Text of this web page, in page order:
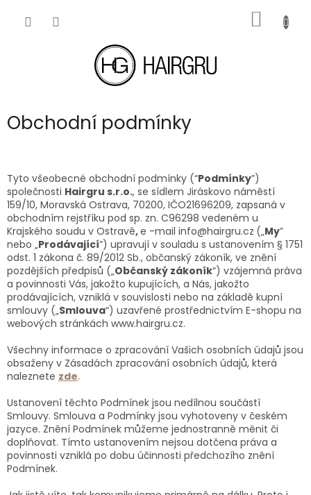
KOŠÍK
Obchodní podmínky
Tyto všeobecné obchodní podmínky (“Podmínky”)
společnosti Hairgru s.r.o., se sídlem Jiráskovo náměstí
159/10, Moravská Ostrava, 70200, IČO21696209, zapsaná v
obchodním rejstříku pod sp. zn. C96298 vedeném u
Krajského soudu v Ostravě,e -mail info@hairgru.cz („My”
nebo „Prodávající”) upravují v souladu s ustanovením § 1751
odst. 1 zákona č. 89/2012 Sb., občanský zákoník, ve znění
pozdějších předpisů („Občanský zákoník“) vzájemná práva
a povinnosti Vás, jakožto kupujících, a Nás, jakožto
prodávajících, vzniklá v souvislosti nebo na základě kupní
smlouvy („Smlouva“) uzavřené prostřednictvím E-shopu na
webových stránkách www.hairgru.cz.
Všechny informace o zpracování Vašich osobních údajů jsou
obsaženy v Zásadách zpracování osobních údajů, která
naleznete zde.
Ustanovení těchto Podmínek jsou nedílnou součástí
Smlouvy. Smlouva a Podmínky jsou vyhotoveny v českém
jazyce. Znění Podmínek můžeme jednostranně měnit či
doplňovat. Tímto ustanovením nejsou dotčena práva a
povinnosti vzniklá po dobu účinnosti předchozího znění
Podmínek.